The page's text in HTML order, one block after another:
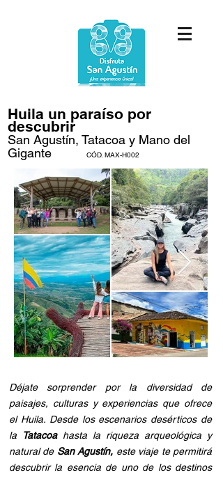
Huila un paraíso por
descubrir
San Agustín, Tatacoa y Mano del
Gigante
CÓD. MAX-H002
Déjate sorprender por la diversidad de
paisajes, culturas y experiencias que ofrece
el Huila. Desde los escenarios desérticos de
la
Tatacoa hasta la riqueza arqueológica y
natural de San Agustín, este viaje te permitirá
descubrir la esencia de uno de los destinos